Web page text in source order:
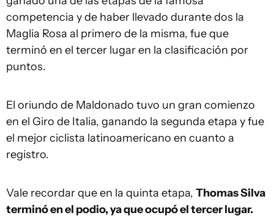
competencia y de haber llevado durante dos la
Maglia Rosa al primero de la misma, fue que
terminó en el tercer lugar en la clasificación por
puntos.
El oriundo de Maldonado tuvo un gran comienzo
en el Giro de Italia, ganando la segunda etapa y fue
el mejor ciclista latinoamericano en cuanto a
registro.
Vale recordar que en la quinta etapa, Thomas Silva
terminó en el podio, ya que ocupó el tercer lugar.